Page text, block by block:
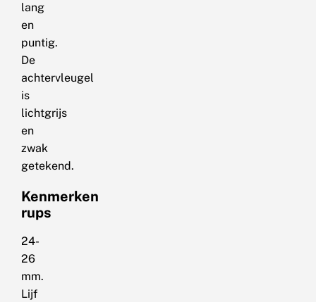
lang
en
puntig.
De
achtervleugel
is
lichtgrijs
en
zwak
getekend.
Kenmerken
rups
24-
26
mm.
Lijf